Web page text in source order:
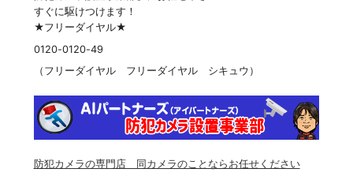
すぐに駆けつけます！
★フリーダイヤル★
0120-0120-49
（フリーダイヤル フリーダイヤル シキュウ）
防犯カメラの専門店 同カメラのことならお任せください